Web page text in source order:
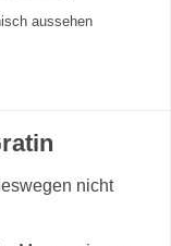
aussehen
nicht